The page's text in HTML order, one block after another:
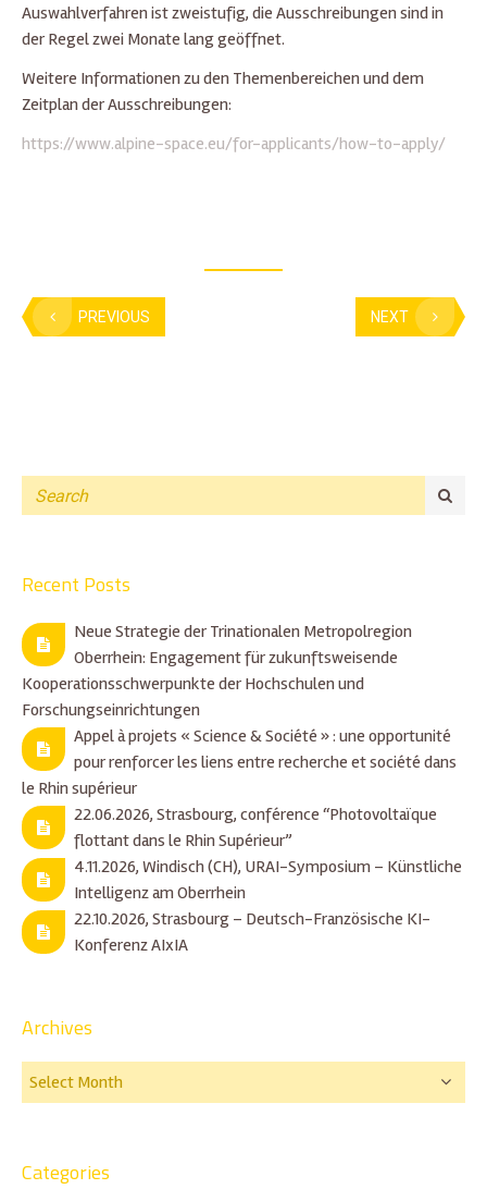
Auswahlverfahren ist zweistufig, die Ausschreibungen sind in
der Regel zwei Monate lang geöffnet.
Weitere Informationen zu den Themenbereichen und dem
Zeitplan der Ausschreibungen:
https://www.alpine-space.eu/for-applicants/how-to-apply/
PREVIOUS NEXT
Recent Posts
Neue Strategie der Trinationalen Metropolregion
Oberrhein: Engagement für zukunftsweisende
Kooperationsschwerpunkte der Hochschulen und
Forschungseinrichtungen
Appel à projets « Science & Société » : une opportunité
pour renforcer les liens entre recherche et société dans
le Rhin supérieur
22.06.2026, Strasbourg, conférence “Photovoltaïque
flottant dans le Rhin Supérieur”
4.11.2026, Windisch (CH), URAI-Symposium – Künstliche
Intelligenz am Oberrhein
22.10.2026, Strasbourg – Deutsch-Französische KI-
Konferenz AIxIA
Archives
Categories